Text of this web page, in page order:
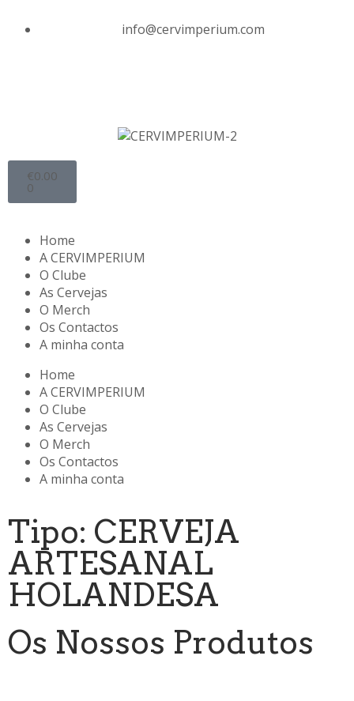
info@cervimperium.com
€0.00
0
Home
A CERVIMPERIUM
O Clube
As Cervejas
O Merch
Os Contactos
A minha conta
Home
A CERVIMPERIUM
O Clube
As Cervejas
O Merch
Os Contactos
A minha conta
Tipo: CERVEJA
ARTESANAL
HOLANDESA
Os Nossos Produtos